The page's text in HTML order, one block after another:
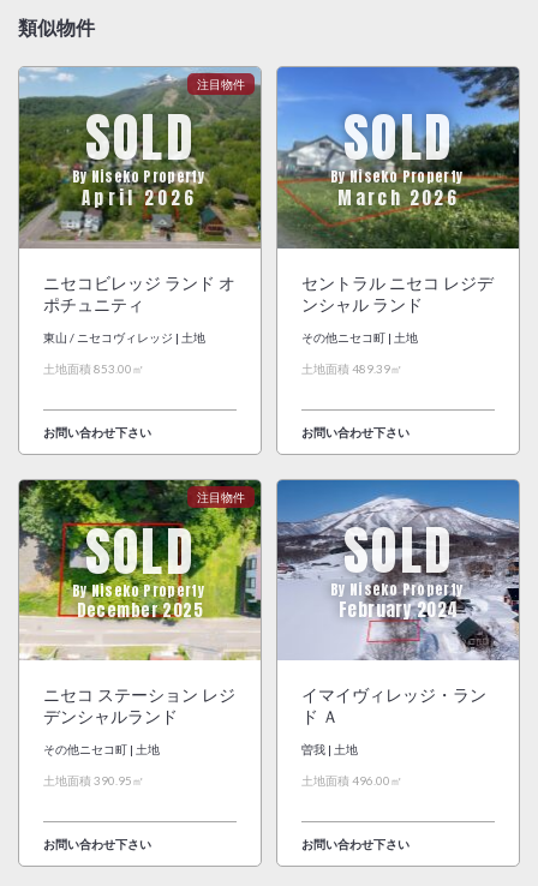
類似物件
SOLD
By Niseko Property
April 2026
ニセコビレッジ ランド オ
ポチュニティ
東山 / ニセコヴィレッジ | 土地
土地面積 853.00㎡
お問い合わせ下さい
SOLD
By Niseko Property
March 2026
セントラル ニセコ レジデ
ンシャル ランド
その他ニセコ町 | 土地
土地面積 489.39㎡
お問い合わせ下さい
SOLD
By Niseko Property
December 2025
ニセコ ステーション レジ
デンシャルランド
その他ニセコ町 | 土地
土地面積 390.95㎡
お問い合わせ下さい
SOLD
By Niseko Property
February 2024
イマイヴィレッジ・ラン
ド Ａ
曽我 | 土地
土地面積 496.00㎡
お問い合わせ下さい